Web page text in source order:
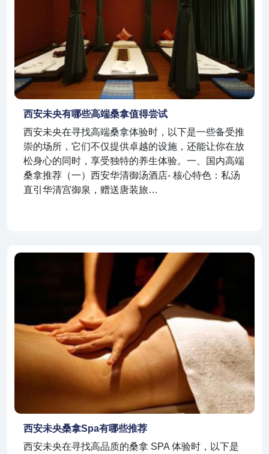
西安未央有哪些高端桑拿值得尝试
西安未央在寻找高端桑拿体验时，以下是一些备受推
崇的场所，它们不仅提供卓越的设施，还能让你在放
松身心的同时，享受独特的养生体验。一、国内高端
桑拿推荐（一）西安华清御汤酒店- 核心特色：私汤
直引华清宫御泉，赠送唐装旅…
西安未央桑拿spa有哪些推荐
西安未央在寻找高品质的桑拿 SPA 体验时，以下是